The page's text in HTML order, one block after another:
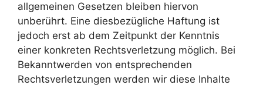
allgemeinen Gesetzen bleiben hiervon
unberührt. Eine diesbezügliche Haftung ist
jedoch erst ab dem Zeitpunkt der Kenntnis
einer konkreten Rechtsverletzung möglich. Bei
Bekanntwerden von entsprechenden
Rechtsverletzungen werden wir diese Inhalte